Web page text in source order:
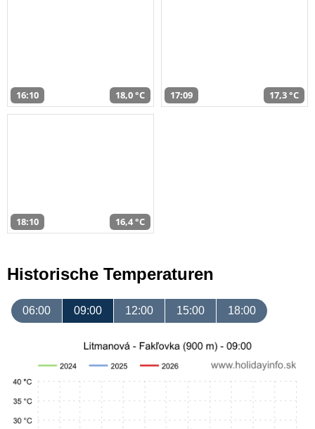
16:10 18,0 °C 17:09 17,3 °C
18:10 16,4 °C
Historische Temperaturen
06:00 09:00 12:00 15:00 18:00